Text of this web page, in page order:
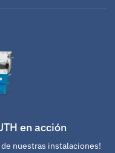
en acción
nuestras instalaciones!